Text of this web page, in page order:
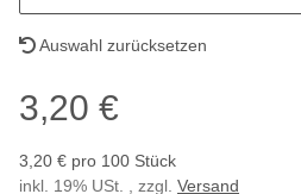
Auswahl zurücksetzen
3,20 €
3,20 € pro 100 Stück
inkl. 19% USt. , zzgl. Versand